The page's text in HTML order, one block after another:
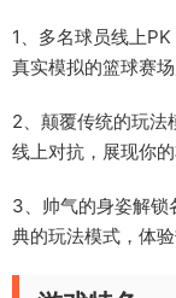
1、多名球员线上
真实模拟的篮球赛
2、颠覆传统的玩法
线上对抗，展现你
3、帅气的身姿解锁
典的玩法模式，体验